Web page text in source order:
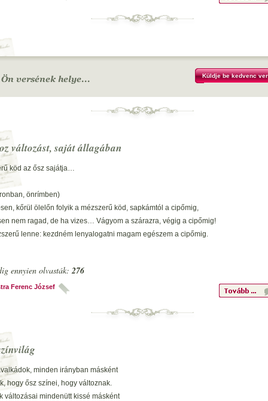
értetlen légroham.
rohansz Te élet idő…
időt.
avar.
ha lennék kihalt,
csend, hogy átéljem, elcsalt…
az idővel vagyok… harcban idővel
tartott kisdeddel.
2022. december 31. –Kustra Ferenc József- íródott: bizonyos nézetből önéletrajzi
Küldje be kedvenc
változást, saját állagában
köd az ősz sajátja…
önrímben)
kőrül ölelőn folyik a mézszerű köd, sapkámtól a cipőmig,
nem ragad, de ha vizes… Vágyom a szárazra, végig a cipőmig!
lenne: kezdném lenyalogatni magam egészem a cipőmig.
magas sziklák között zergeként menekülő az öntudat,
mézszerű köddel takart- nyálkás kő, mint egy harcoló alakulat…
a por a tavaszi-nyári ágakon, befedte porvihar nyáron,
ideérve megjött az ősz... nyárt nem bánón, mázszerű köd csüng az ágon…
2021. szeptember 29. –Kustra Ferenc József- íródott: alloiostrofikus
ennyien olvasták:276
Ferenc József
minden irányban másként
hogy ősz színei, hogy változnak.
változásai mindenütt kissé másként